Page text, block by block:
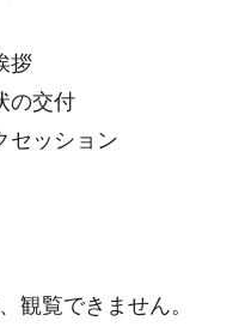
拶
交付
ッション
覧できません。